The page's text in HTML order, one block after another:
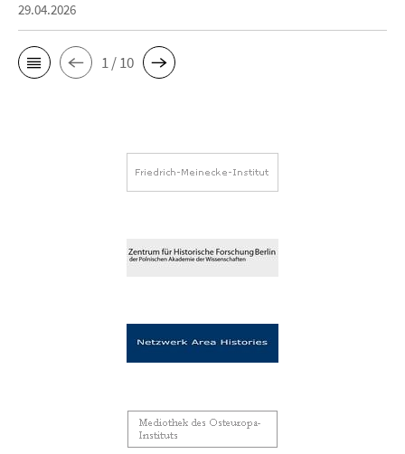
29.04.2026
1 / 10